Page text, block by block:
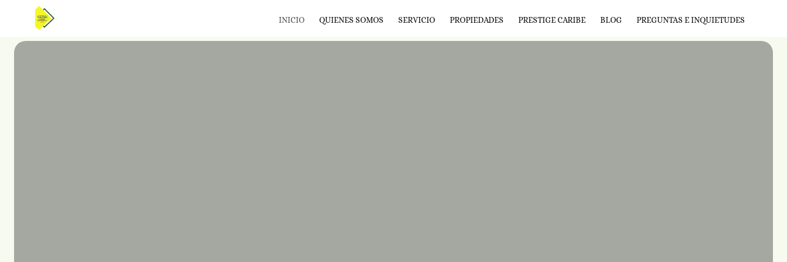
INICIO QUIENES SOMOS SERVICIO PROPIEDADES PRESTIGE CARIBE BLOG PREGUNTAS E INQUIETUDES